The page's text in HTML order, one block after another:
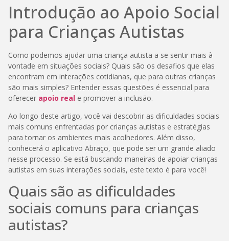
Introdução ao Apoio Social
para Crianças Autistas
Como podemos ajudar uma criança autista a se sentir mais à
vontade em situações sociais? Quais são os desafios que elas
encontram em interações cotidianas, que para outras crianças
são mais simples? Entender essas questões é essencial para
oferecer apoio real e promover a inclusão.
Ao longo deste artigo, você vai descobrir as dificuldades sociais
mais comuns enfrentadas por crianças autistas e estratégias
para tornar os ambientes mais acolhedores. Além disso,
conhecerá o aplicativo Abraço, que pode ser um grande aliado
nesse processo. Se está buscando maneiras de apoiar crianças
autistas em suas interações sociais, este texto é para você!
Quais são as dificuldades
sociais comuns para crianças
autistas?